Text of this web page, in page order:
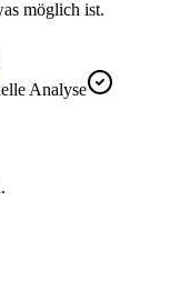
möglich ist.
Analyse